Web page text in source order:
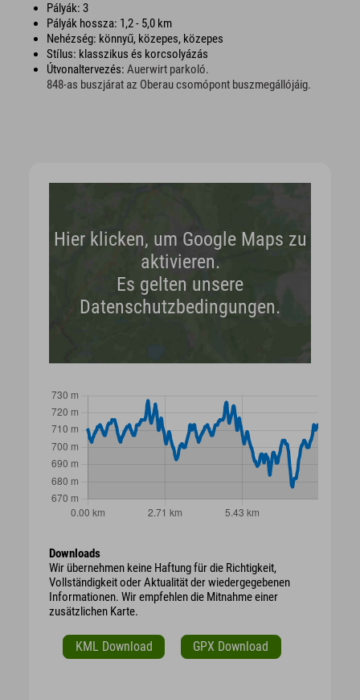
Pályák: 3
Pályák hossza: 1,2 - 5,0 km
Nehézség: könnyű, közepes, közepes
Stílus: klasszikus és korcsolyázás
Útvonaltervezés: Auerwirt parkoló.
848-as buszjárat az Oberau csomópont buszmegállójáig.
Hier klicken, um Google Maps zu
aktivieren.
Es gelten unsere
Datenschutzbedingungen.
Downloads
Wir übernehmen keine Haftung für die Richtigkeit,
Vollständigkeit oder Aktualität der wiedergegebenen
Informationen. Wir empfehlen die Mitnahme einer
zusätzlichen Karte.
KML Download GPX Download